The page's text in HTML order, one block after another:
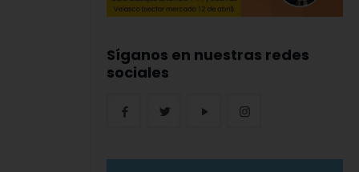
Síganos en nuestras redes
sociales